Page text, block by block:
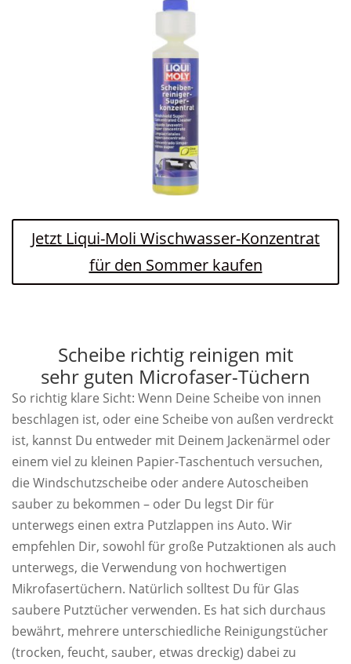
Jetzt Liqui-Moli Wischwasser-Konzentrat
für den Sommer kaufen
Scheibe richtig reinigen mit
sehr guten Microfaser-Tüchern
So richtig klare Sicht: Wenn Deine Scheibe von innen
beschlagen ist, oder eine Scheibe von außen verdreckt
ist, kannst Du entweder mit Deinem Jackenärmel oder
einem viel zu kleinen Papier-Taschentuch versuchen,
die Windschutzscheibe oder andere Autoscheiben
sauber zu bekommen – oder Du legst Dir für
unterwegs einen extra Putzlappen ins Auto. Wir
empfehlen Dir, sowohl für große Putzaktionen als auch
unterwegs, die Verwendung von hochwertigen
Mikrofasertüchern. Natürlich solltest Du für Glas
saubere Putztücher verwenden. Es hat sich durchaus
bewährt, mehrere unterschiedliche Reinigungstücher
(trocken, feucht, sauber, etwas dreckig) dabei zu